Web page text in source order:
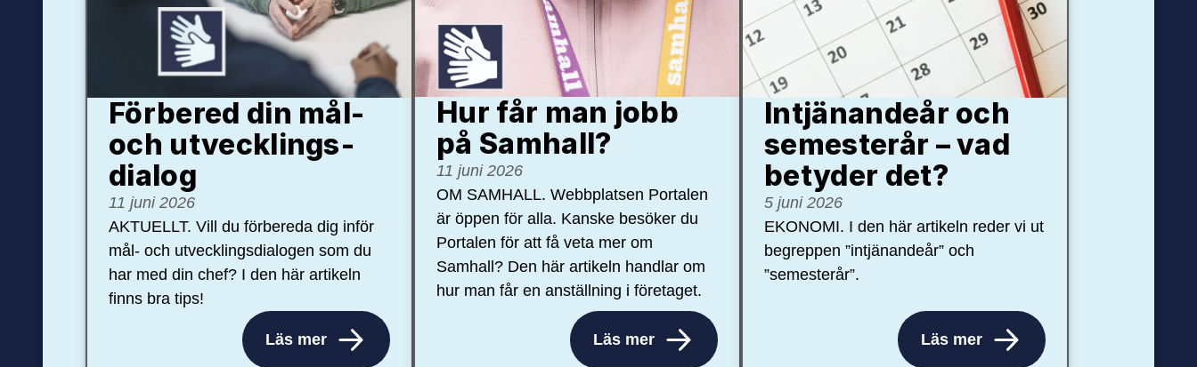
Förbered din mål-
och ut­veck­lings­
dialog
11 juni 2026
AKTUELLT. Vill du förbereda dig inför
mål- och utvecklingsdialogen som du
har med din chef? I den här artikeln
finns bra tips!
Läs mer
Hur får man jobb
på Samhall?
11 juni 2026
OM SAMHALL. Webbplatsen Portalen
är öppen för alla. Kanske besöker du
Portalen för att få veta mer om
Samhall? Den här artikeln handlar om
hur man får en anställning i företaget.
Läs mer
Intjänandeår och
semesterår – vad
betyder det?
5 juni 2026
EKONOMI. I den här artikeln reder vi ut
begreppen ”intjänandeår” och
”semesterår”.
Läs mer